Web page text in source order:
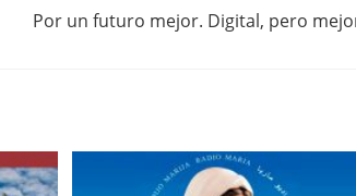
Por un futuro mejor. Digital, pero